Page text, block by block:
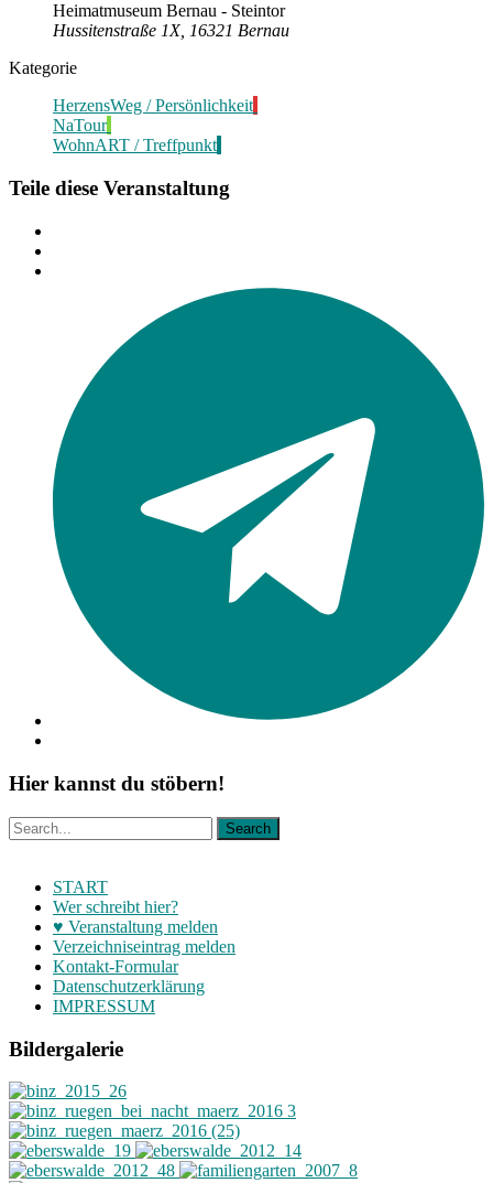
Heimatmuseum Bernau - Steintor
Hussitenstraße 1X, 16321 Bernau
Kategorie
HerzensWeg / Persönlichkeit
NaTour
WohnART / Treffpunkt
Teile diese Veranstaltung
Hier kannst du stöbern!
START
Wer schreibt hier?
♥ Veranstaltung melden
Verzeichniseintrag melden
Kontakt-Formular
Datenschutzerklärung
IMPRESSUM
Bildergalerie